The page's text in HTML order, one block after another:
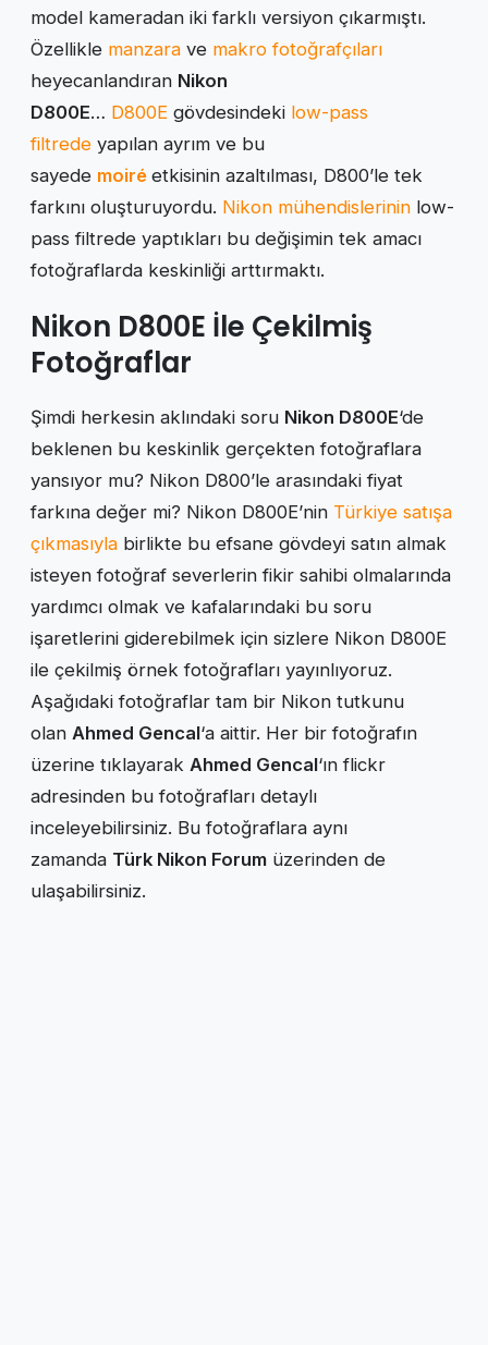
model kameradan iki farklı versiyon çıkarmıştı.
Özellikle manzara ve makro fotoğrafçıları
heyecanlandıran Nikon
D800E… D800E gövdesindeki low-pass
filtrede yapılan ayrım ve bu
sayede moiré etkisinin azaltılması, D800’le tek
farkını oluşturuyordu. Nikon mühendislerinin low-
pass filtrede yaptıkları bu değişimin tek amacı
fotoğraflarda keskinliği arttırmaktı.
Nikon D800E İle Çekilmiş
Fotoğraflar
Şimdi herkesin aklındaki soru Nikon D800E‘de
beklenen bu keskinlik gerçekten fotoğraflara
yansıyor mu? Nikon D800’le arasındaki fiyat
farkına değer mi? Nikon D800E’nin Türkiye satışa
çıkmasıyla birlikte bu efsane gövdeyi satın almak
isteyen fotoğraf severlerin fikir sahibi olmalarında
yardımcı olmak ve kafalarındaki bu soru
işaretlerini giderebilmek için sizlere Nikon D800E
ile çekilmiş örnek fotoğrafları yayınlıyoruz.
Aşağıdaki fotoğraflar tam bir Nikon tutkunu
olan Ahmed Gencal‘a aittir. Her bir fotoğrafın
üzerine tıklayarak Ahmed Gencal‘ın flickr
adresinden bu fotoğrafları detaylı
inceleyebilirsiniz. Bu fotoğraflara aynı
zamanda Türk Nikon Forum üzerinden de
ulaşabilirsiniz.